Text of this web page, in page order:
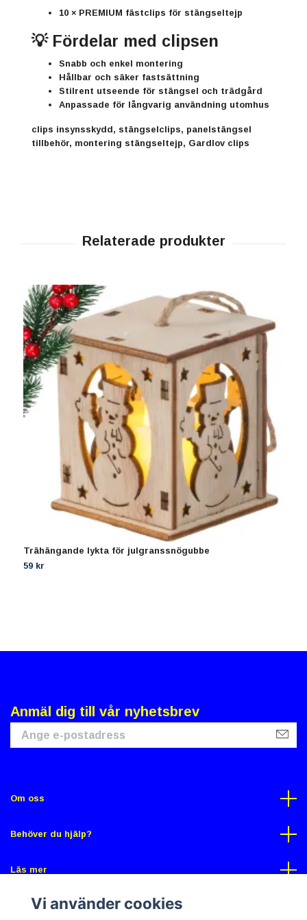
10 × PREMIUM fästclips för stängseltejp
💡 Fördelar med clipsen
Snabb och enkel montering
Hållbar och säker fastsättning
Stilrent utseende för stängsel och trädgård
Anpassade för långvarig användning utomhus
clips insynsskydd, stängselclips, panelstängsel
tillbehör, montering stängseltejp, Gardlov clips
Trähängande lykta för julgranssnögubbe
59 kr
Anmäl dig till vår nyhetsbrev
Om oss
Behöver du hjälp?
Läs mer
Sociala medier
Vi använder cookies